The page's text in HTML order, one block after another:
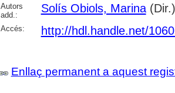
Autors
add.:
Solís Obiols, Marina(Dir.)
Accés: http://hdl.handle.net/
Enllaç permanent a aquest